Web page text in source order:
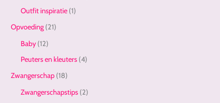
Outfit inspiratie (1)
Opvoeding (21)
Baby (12)
Peuters en kleuters (4)
Zwangerschap (18)
Zwangerschapstips (2)